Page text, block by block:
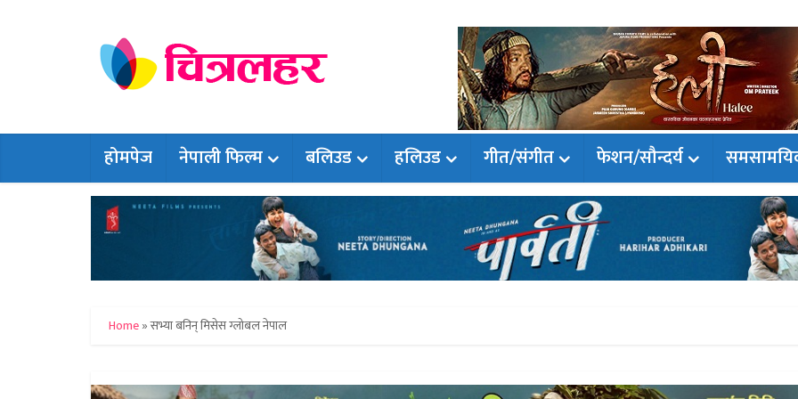
होमपेज नेपाली फिल्म बलिउड हलिउड गीत/संगीत फेशन/सौन्दर्य
Home»सभ्या बनिन् मिसेस ग्लोबल नेपाल